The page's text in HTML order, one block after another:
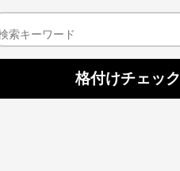
格付けチェック